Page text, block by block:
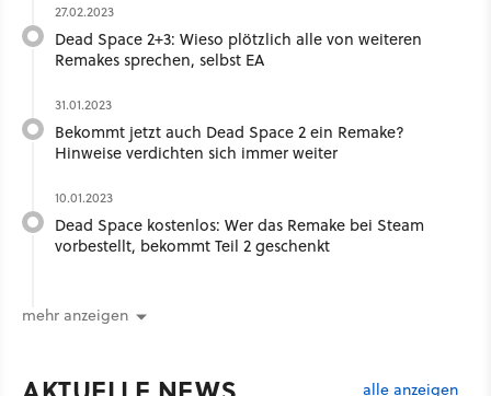
27.02.2023
Dead Space 2+3: Wieso plötzlich alle von weiteren
Remakes sprechen, selbst EA
31.01.2023
Bekommt jetzt auch Dead Space 2 ein Remake?
Hinweise verdichten sich immer weiter
10.01.2023
Dead Space kostenlos: Wer das Remake bei Steam
vorbestellt, bekommt Teil 2 geschenkt
mehr anzeigen
alle anzeigen